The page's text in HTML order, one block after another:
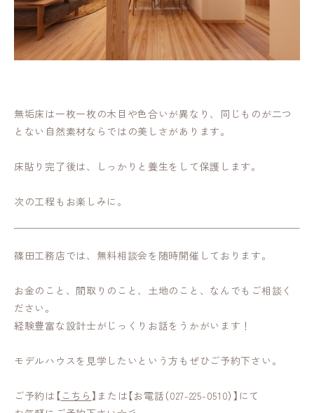
無垢床は一枚一枚の木目や色合いが異なり、同じものが二つ
とない自然素材ならではの美しさがあります。
床貼り完了後は、しっかりと養生をして保護します。
次の工程もお楽しみに。
篠田工務店では、無料相談会を随時開催しております。
お金のこと、間取りのこと、土地のこと、なんでもご相談く
ださい。
経験豊富な設計士がじっくりお話をうかがいます！
モデルハウスを見学したいという方もぜひご予約下さい。
ご予約は【 こちら 】または【お電話（027-225-0510）】にて